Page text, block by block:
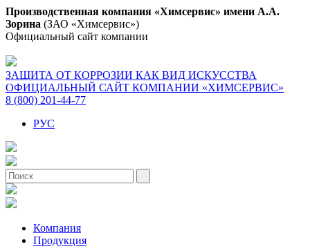
Производственная компания «Химсервис» имени А.А.
Зорина (ЗАО «Химсервис»)
Официальный сайт компании
ЗАЩИТА ОТ КОРРОЗИИ КАК ВИД ИСКУССТВА
ОФИЦИАЛЬНЫЙ САЙТ КОМПАНИИ «ХИМСЕРВИС»
8 (800) 201-44-77
РУС
Компания
Продукция